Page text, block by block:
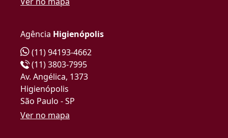
Agência Higienópolis
(11) 94193-4662
(11) 3803-7995
Av. Angélica, 1373
Higienópolis
São Paulo - SP
Ver no mapa